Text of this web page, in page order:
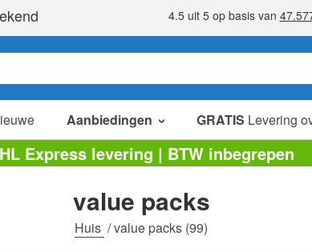
Aanbiedingen GRATIS Levering
verkoop items
value packs
opruiming
Express levering | BTW inbegrepen
value packs
Huis /value packs (99)